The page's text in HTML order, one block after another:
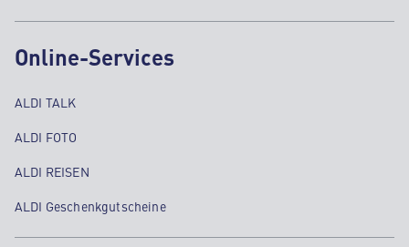
Online-Services
ALDI TALK
ALDI FOTO
ALDI REISEN
ALDI Geschenkgutscheine